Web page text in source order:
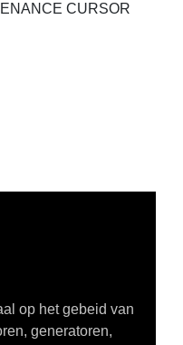
CURSOR
op het gebeid van
generatoren,